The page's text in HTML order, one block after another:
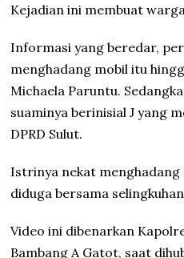
Kejadian ini membuat
Informasi yang beredar,
menghadang mobil itu
Michaela Paruntu.
suaminya berinisial J yang
DPRD Sulut.
Istrinya nekat menghadang
diduga bersama
Video ini dibenarkan
Bambang A Gatot, saat